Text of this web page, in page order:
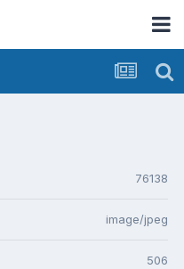
76138
image/jpeg
506